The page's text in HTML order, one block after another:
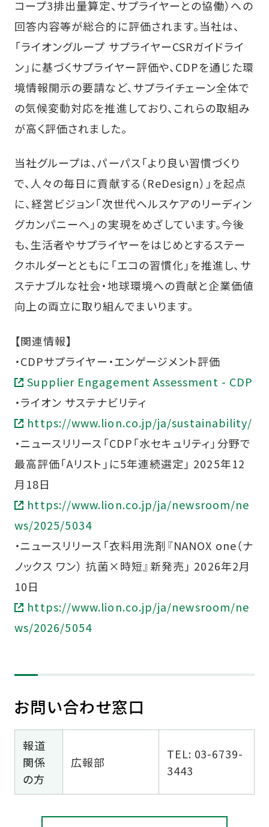
コープ3排出量算定、サプライヤーとの協働）への
回答内容等が総合的に評価されます。当社は、
「ライオングループ サプライヤーCSRガイドライ
ン」に基づくサプライヤー評価や、CDPを通じた環
境情報開示の要請など、サプライチェーン全体で
の気候変動対応を推進しており、これらの取組み
が高く評価されました。
当社グループは、パーパス「より良い習慣づくり
で、人々の毎日に貢献する（ReDesign）」を起点
に、経営ビジョン「次世代ヘルスケアのリーディン
グカンパニーへ」の実現をめざしています。今後
も、生活者やサプライヤーをはじめとするステー
クホルダーとともに「エコの習慣化」を推進し、サ
ステナブルな社会・地球環境への貢献と企業価値
向上の両立に取り組んでまいります。
【関連情報】
・CDPサプライヤー・エンゲージメント評価
Supplier Engagement Assessment - CDP
・ライオン サステナビリティ
https://www.lion.co.jp/ja/sustainability/
・ニュースリリース「CDP「水セキュリティ」分野で
最高評価「Aリスト」に5年連続選定」 2025年12
月18日
https://www.lion.co.jp/ja/newsroom/ne
ws/2025/5034
・ニュースリリース「衣料用洗剤『NANOX one（ナ
ノックス ワン） 抗菌×時短』新発売」 2026年2月
10日
https://www.lion.co.jp/ja/newsroom/ne
ws/2026/5054
お問い合わせ窓口
報道
関係
の方
広報部
TEL: 03-6739-
3443